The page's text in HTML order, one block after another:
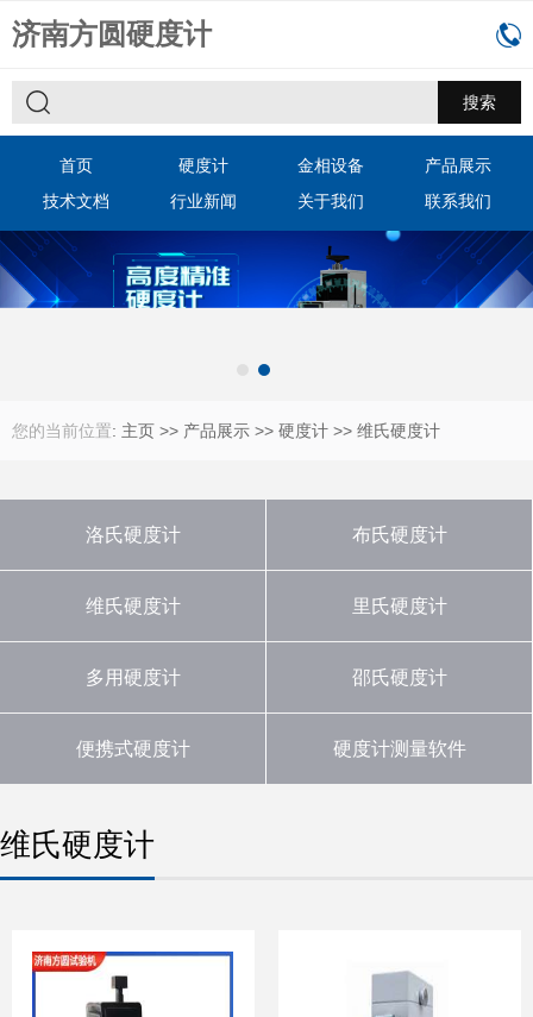
济南方圆硬度计
首页 硬度计 金相设备
产品展示
技术文档
行业新闻 关于我们 联系我们
您的当前位置: 主页 >> 产品展示 >> 硬度计 >> 维氏硬度计
洛氏硬度计 布氏硬度计
维氏硬度计 里氏硬度计
多用硬度计 邵氏硬度计
便携式硬度计 硬度计测量软件
维氏硬度计